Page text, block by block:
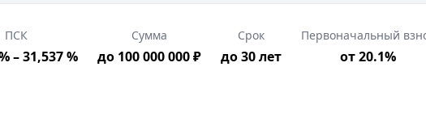
ПСК
– 31,537 %
Сумма
до 100 000 000 ₽
Срок
до 30 лет
Первоначальный
от 20.1%